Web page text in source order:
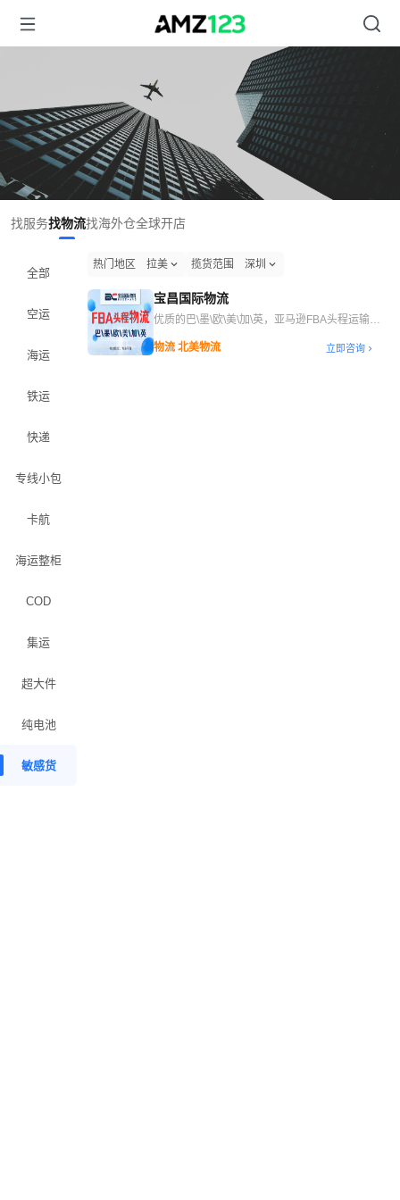
找服务找物流找海外仓全球开店
全部
空运
海运
铁运
快递
专线小包
卡航
海运整柜
COD
集运
超大件
纯电池
敏感货
热门地区 拉美 揽货范围 深圳
宝昌国际物流
优质的巴\墨\欧\美\加\英，亚马逊FBA头程运输服
物流 北美物流
立即咨询